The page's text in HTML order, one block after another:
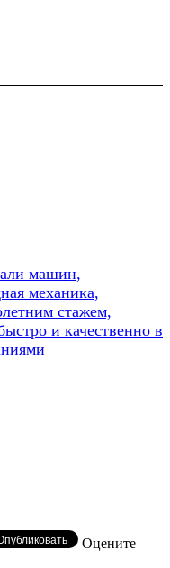
машин,
механика,
стажем,
и качественно в
Оцените